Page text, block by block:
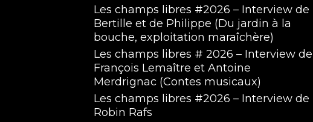
Les champs libres #2026 – Interview de
Bertille et de Philippe (Du jardin à la
bouche, exploitation maraîchère)
Les champs libres # 2026 – Interview de
François Lemaître et Antoine
Merdrignac (Contes musicaux)
Les champs libres #2026 – Interview de
Robin Rafs